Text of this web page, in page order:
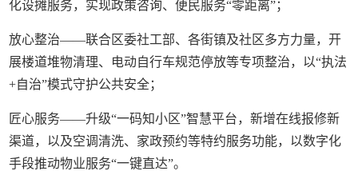
化设摊服务，实现政策咨询、便民服务“零距离”；
放心整治——联合区委社工部、各街镇及社区多方力量，开
展楼道堆物清理、电动自行车规范停放等专项整治，以“执法
+自治”模式守护公共安全；
匠心服务——升级“一码知小区”智慧平台，新增在线报修新
渠道，以及空调清洗、家政预约等特约服务功能，以数字化
手段推动物业服务“一键直达”。